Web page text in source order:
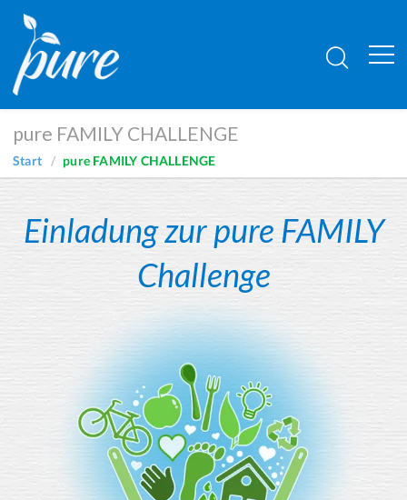
pure FAMILY CHALLENGE
Start pure FAMILY CHALLENGE
Einladung zur pure FAMILY
Challenge